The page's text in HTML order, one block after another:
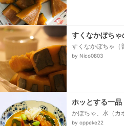
すくなかぼちゃ
すくなかぼちゃ（
酒、だし、砂糖、
by Nico0803
ホッとする一
かぼちゃ、水（カ
肉、☆酒、☆醤油
by oppeke22